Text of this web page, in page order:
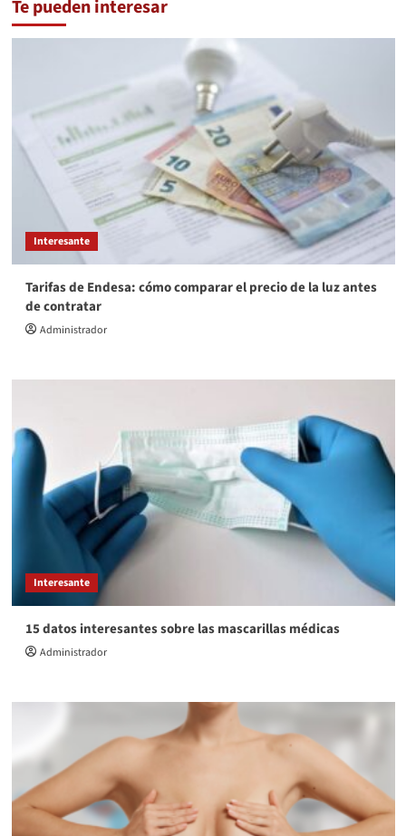
Te pueden interesar
Interesante
Tarifas de Endesa: cómo comparar el precio de la luz antes
de contratar
Administrador
Interesante
15 datos interesantes sobre las mascarillas médicas
Administrador